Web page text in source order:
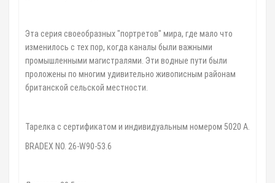
Эта серия своеобразных "портретов" мира, где мало что
изменилось с тех пор, когда каналы были важными
промышленными магистралями. Эти водные пути были
проложены по многим удивительно живописным районам
британской сельской местности.
Тарелка с сертификатом и индивидуальным номером 5020 A.
BRADEX NO. 26-W90-53.6